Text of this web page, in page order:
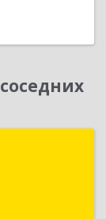
Ленина пр-